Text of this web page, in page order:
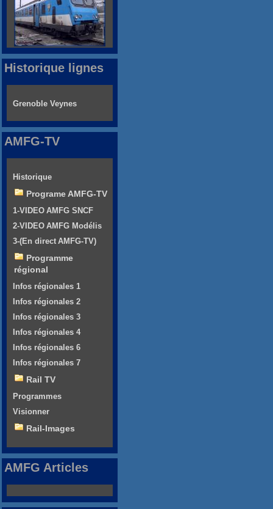
Historique lignes
Grenoble Veynes
AMFG-TV
Historique
Programe AMFG-TV
1-VIDEO AMFG SNCF
2-VIDEO AMFG Modélis
3-(En direct AMFG-TV)
Programme
régional
Infos régionales 1
Infos régionales 2
Infos régionales 3
Infos régionales 4
Infos régionales 6
Infos régionales 7
Rail TV
Programmes
Visionner
Rail-Images
AMFG Articles